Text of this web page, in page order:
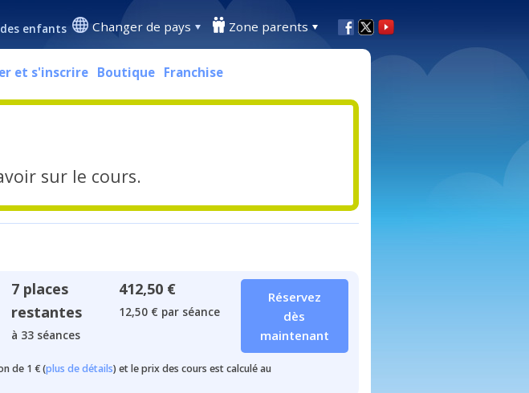
enfants Changer de pays Zone parents
et s'inscrire Boutique Franchise
sur le cours.
7 places
restantes
à 33 séances
412,50 €
12,50 € par séance
Réservez
dès
maintenant
de 1 € (plus de détails) et le prix des cours est calculé au